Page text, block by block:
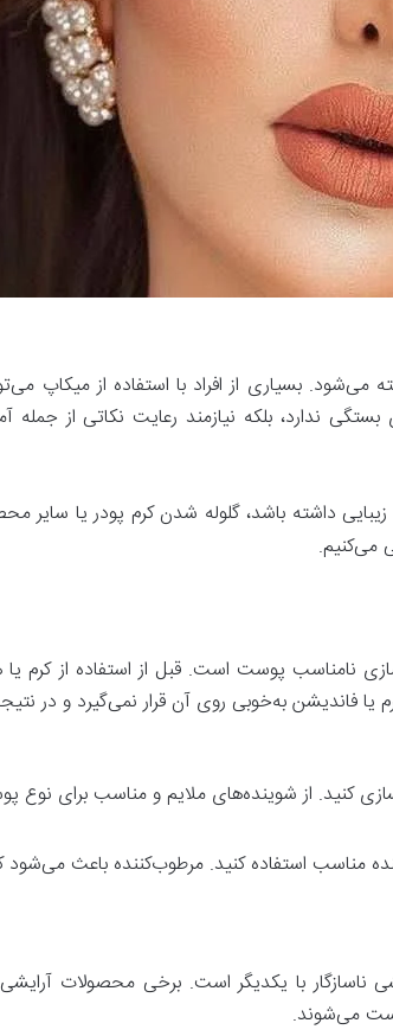
می‌شود. بسیاری از افراد با استفاده از میکاپ
بستگی ندارد، بلکه نیازمند رعایت نکاتی از
داشته باشد، گلوله شدن کرم پودر یا
می‌کنیم.
نامناسب پوست است. قبل از استفاده از کرم
فاندیشن به‌خوبی روی آن قرار نمی‌گیرد و در
کنید. از شوینده‌های ملایم و مناسب برای نوع
مناسب استفاده کنید. مرطوب‌کننده باعث
ناسازگار با یکدیگر است. برخی محصولات
می‌شوند.